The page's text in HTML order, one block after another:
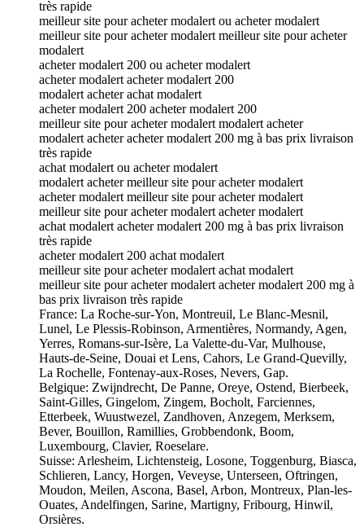
très rapide
meilleur site pour acheter modalert ou acheter modalert
meilleur site pour acheter modalert meilleur site pour acheter
modalert
acheter modalert 200 ou acheter modalert
acheter modalert acheter modalert 200
modalert acheter achat modalert
acheter modalert 200 acheter modalert 200
meilleur site pour acheter modalert modalert acheter
modalert acheter acheter modalert 200 mg à bas prix livraison
très rapide
achat modalert ou acheter modalert
modalert acheter meilleur site pour acheter modalert
acheter modalert meilleur site pour acheter modalert
meilleur site pour acheter modalert acheter modalert
achat modalert acheter modalert 200 mg à bas prix livraison
très rapide
acheter modalert 200 achat modalert
meilleur site pour acheter modalert achat modalert
meilleur site pour acheter modalert acheter modalert 200 mg à
bas prix livraison très rapide
France: La Roche-sur-Yon, Montreuil, Le Blanc-Mesnil,
Lunel, Le Plessis-Robinson, Armentières, Normandy, Agen,
Yerres, Romans-sur-Isère, La Valette-du-Var, Mulhouse,
Hauts-de-Seine, Douai et Lens, Cahors, Le Grand-Quevilly,
La Rochelle, Fontenay-aux-Roses, Nevers, Gap.
Belgique: Zwijndrecht, De Panne, Oreye, Ostend, Bierbeek,
Saint-Gilles, Gingelom, Zingem, Bocholt, Farciennes,
Etterbeek, Wuustwezel, Zandhoven, Anzegem, Merksem,
Bever, Bouillon, Ramillies, Grobbendonk, Boom,
Luxembourg, Clavier, Roeselare.
Suisse: Arlesheim, Lichtensteig, Losone, Toggenburg, Biasca,
Schlieren, Lancy, Horgen, Veveyse, Unterseen, Oftringen,
Moudon, Meilen, Ascona, Basel, Arbon, Montreux, Plan-les-
Ouates, Andelfingen, Sarine, Martigny, Fribourg, Hinwil,
Orsières.